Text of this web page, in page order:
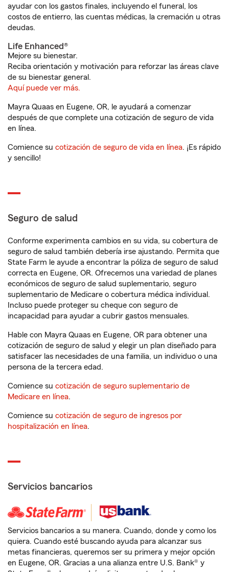
ayudar con los gastos finales, incluyendo el funeral, los
costos de entierro, las cuentas médicas, la cremación u otras
deudas.
Life Enhanced®
Mejore su bienestar.
Reciba orientación y motivación para reforzar las áreas clave
de su bienestar general.
Aquí puede ver más.
Mayra Quaas en Eugene, OR, le ayudará a comenzar
después de que complete una cotización de seguro de vida
en línea.
Comience su cotización de seguro de vida en línea. ¡Es rápido
y sencillo!
Seguro de salud
Conforme experimenta cambios en su vida, su cobertura de
seguro de salud también debería irse ajustando. Permita que
State Farm le ayude a encontrar la póliza de seguro de salud
correcta en Eugene, OR. Ofrecemos una variedad de planes
económicos de seguro de salud suplementario, seguro
suplementario de Medicare o cobertura médica individual.
Incluso puede proteger su cheque con seguro de
incapacidad para ayudar a cubrir gastos mensuales.
Hable con Mayra Quaas en Eugene, OR para obtener una
cotización de seguro de salud y elegir un plan diseñado para
satisfacer las necesidades de una familia, un individuo o una
persona de la tercera edad.
Comience su cotización de seguro suplementario de
Medicare en línea.
Comience su cotización de seguro de ingresos por
hospitalización en línea.
Servicios bancarios
Servicios bancarios a su manera. Cuando, donde y como los
quiera. Cuando esté buscando ayuda para alcanzar sus
metas financieras, queremos ser su primera y mejor opción
en Eugene, OR. Gracias a una alianza entre U.S. Bank® y